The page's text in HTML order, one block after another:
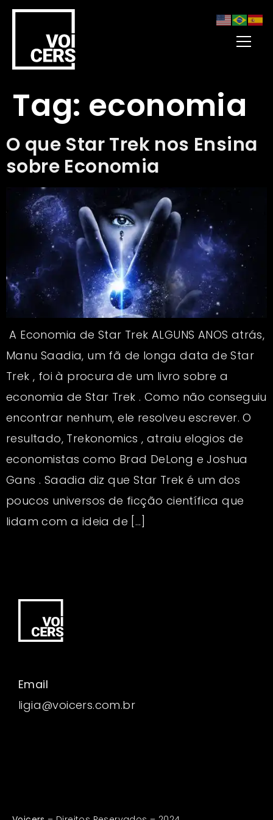
Tag: economia
O que Star Trek nos Ensina
sobre Economia
A Economia de Star Trek ALGUNS ANOS atrás,
Manu Saadia, um fã de longa data de Star
Trek , foi à procura de um livro sobre a
economia de Star Trek . Como não conseguiu
encontrar nenhum, ele resolveu escrever. O
resultado, Trekonomics , atraiu elogios de
economistas como Brad DeLong e Joshua
Gans . Saadia diz que Star Trek é um dos
poucos universos de ficção científica que
lidam com a ideia de […]
Email
ligia@voicers.com.br